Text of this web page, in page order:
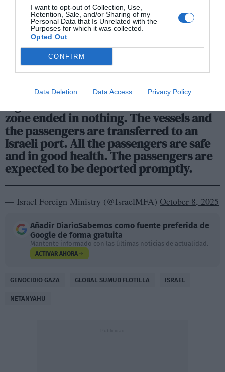
I want to opt-out of Collection, Use,
Retention, Sale, and/or Sharing of my
Personal Data that Is Unrelated with the
Purposes for which it was collected.
Opted Out
CONFIRM
Data Deletion Data Access Privacy Policy
asegurado que “todas” las personas a bordo se encuentran
en “buen estado de salud” y que serán deportados
“rápidamente”. En el mismo mensaje, ha señalado que
“otro intento inútil de romper el bloqueo naval legal y
entrar en una zona de combate terminó sin resultados”.
Another futile attempt to breach the
zone ended in nothing. The vessels and
the passengers are transferred to an
Israeli port. All the passengers are safe
and in good health. The passengers are
expected to be deported promptly.
— Israel Foreign Ministry (@IsraelMFA) October 8, 2025
Añadir DiarioSabemos como fuente preferida de
Google de forma gratuita
Mantente informado con las últimas noticias de actualidad.
ACTIVAR AHORA
GENOCIDIO GAZA GLOBAL SUMUD FLOTILLA ISRAEL
NETANYAHU